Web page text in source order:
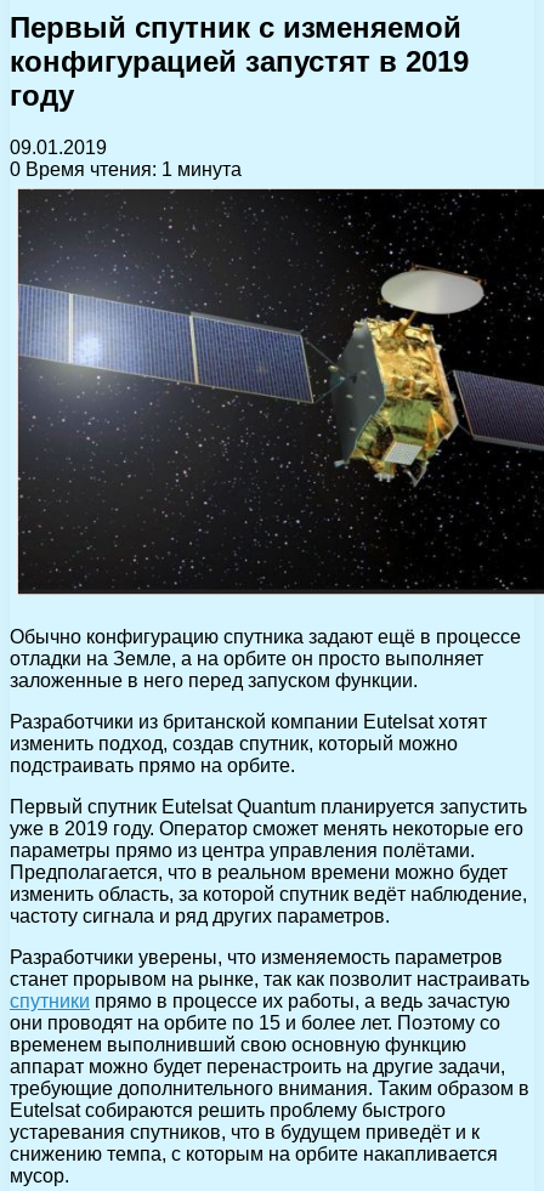
Первый спутник с изменяемой
конфигурацией запустят в 2019
году
09.01.2019
0 Время чтения: 1 минута
Обычно конфигурацию спутника задают ещё в процессе
отладки на Земле, а на орбите он просто выполняет
заложенные в него перед запуском функции.
Разработчики из британской компании Eutelsat хотят
изменить подход, создав спутник, который можно
подстраивать прямо на орбите.
Первый спутник Eutelsat Quantum планируется запустить
уже в 2019 году. Оператор сможет менять некоторые его
параметры прямо из центра управления полётами.
Предполагается, что в реальном времени можно будет
изменить область, за которой спутник ведёт наблюдение,
частоту сигнала и ряд других параметров.
Разработчики уверены, что изменяемость параметров
станет прорывом на рынке, так как позволит настраивать
спутники прямо в процессе их работы, а ведь зачастую
они проводят на орбите по 15 и более лет. Поэтому со
временем выполнивший свою основную функцию
аппарат можно будет перенастроить на другие задачи,
требующие дополнительного внимания. Таким образом в
Eutelsat собираются решить проблему быстрого
устаревания спутников, что в будущем приведёт и к
снижению темпа, с которым на орбите накапливается
мусор.